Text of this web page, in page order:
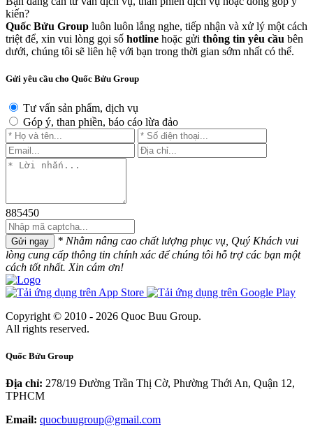
kiến?
Quốc Bửu Group luôn luôn lắng nghe, tiếp nhận và xử lý một cách
triệt để, xin vui lòng gọi số hotline hoặc gửi thông tin yêu cầu bên
dưới, chúng tôi sẽ liên hệ với bạn trong thời gian sớm nhất có thể.
Gửi yêu cầu cho Quốc Bửu Group
Tư vấn sản phẩm, dịch vụ
Góp ý, than phiền, báo cáo lừa đảo
885450
Gửi ngay
* Nhằm nâng cao chất lượng phục vụ, Quý Khách vui
lòng cung cấp thông tin chính xác để chúng tôi hỗ trợ các bạn một
cách tốt nhất. Xin cám ơn!
Copyright © 2010 - 2026 Quoc Buu Group.
All rights reserved.
Quốc Bửu Group
Địa chỉ: 278/19 Đường Trần Thị Cờ, Phường Thới An, Quận 12,
TPHCM
Email: quocbuugroup@gmail.com